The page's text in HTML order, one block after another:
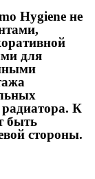
Hygiene не
для
К
быть
стороны.